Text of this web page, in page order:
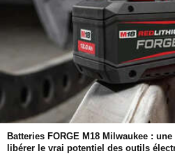
Batteries FORGE M18 Milwaukee :
libérer le vrai potentiel des outils